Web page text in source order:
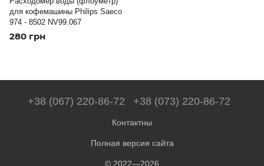
для кофемашины Philips Saeco
974 - 8502 NV99.067
280 грн
+38 (067) 220-86-72 +38 (073) 220-86-72
Контактны
Полная версия сайта
© 2022—2026